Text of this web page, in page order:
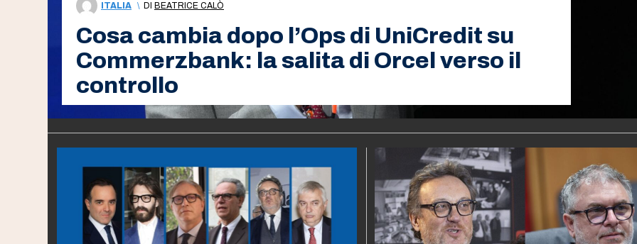
ITALIA \ DI BEATRICE CALÒ
Cosa cambia dopo l’Ops di UniCredit su
Commerzbank: la salita di Orcel verso il
controllo